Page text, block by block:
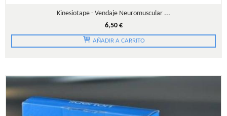
Kinesiotape - Vendaje Neuromuscular ...
6,50 €
AÑADIR A CARRITO